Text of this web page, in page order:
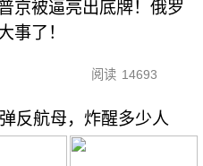
京被逼亮出底牌！俄罗
事了！
阅读 14693
反航母，炸醒多少人